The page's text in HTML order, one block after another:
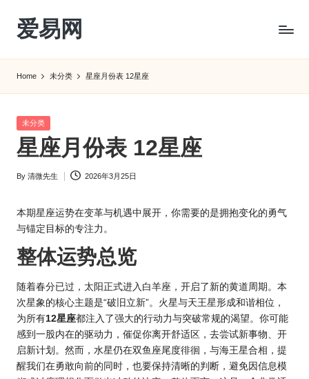
Skip
content
爱易网
转
农
历
历
询
_2ebc.com
Home 未分类 星座月份表 12星座
Posted
未分类
星座月份表 12星座
Posted
By 清微先生 2026年3月25日
本期星座运势在变革与机遇中展开，你需要的是拥抱变化的勇气
与锚定目标的专注力。
整体运势总览
随着春分已过，太阳正式进入白羊座，开启了新的黄道周期。本
次星象的核心主题是“破旧立新”。火星与天王星形成和谐相位，
为所有12星座都注入了强大的行动力与突破常规的渴望。你可能
感到一股内在的驱动力，催促你离开舒适区，去尝试新事物、开
启新计划。然而，水星仍在双鱼座尾度徘徊，与海王星合相，提
醒我们在勇敢向前的同时，也要保持清晰的判断，避免因信息模